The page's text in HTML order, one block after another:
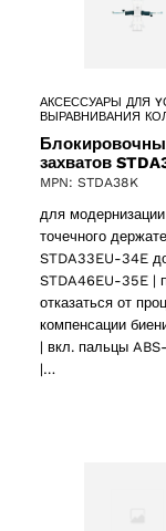
АКСЕССУАРЫ ДЛЯ
ВЫРАВНИВАНИЯ
захватов
MPN: STDA38K
для
точечного
STDA33EU-34E
STDA46EU-35E |
отказаться от
компенсации
| вкл. пальцы
|…